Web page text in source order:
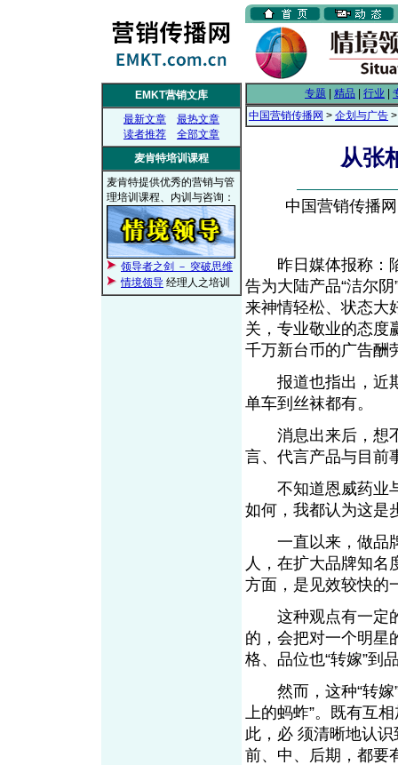
EMKT营销文库
最新文章
最热文章
读者推荐
全部文章
麦肯特培训课程
麦肯特提供优秀的营销与管
理培训课程、内训与咨询：
领导者之剑 － 突破思维
情境领导 经理人之培训
专题 精品 行业
中国营销传播网 > 企划与广告
从张
中国营销传播
昨日媒体报称：陷
告为大陆产品“洁尔
来神情轻松、状态大
关，专业敬业的态度
千万新台币的广告酬
报道也指出，近期
单车到丝袜都有。
消息出来后，想不
言、代言产品与目
不知道恩威药业与
如何，我都认为这
一直以来，做品牌
人，在扩大品牌知名
方面，是见效较快
这种观点有一定的
的，会把对一个明星
格、品位也“转嫁”
然而，这种“转嫁”
上的蚂蚱”。既有互
此，必 须清晰地认
前、中、后期，都要